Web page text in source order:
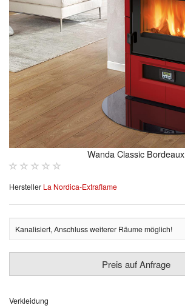
Wanda Classic Bordeaux
Hersteller La Nordica-Extraflame
Kanalisiert, Anschluss weiterer Räume möglich!
Preis auf Anfrage
Verkleidung